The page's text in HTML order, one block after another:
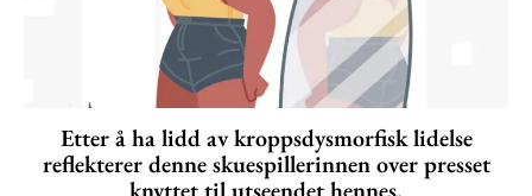
Etter å ha lidd av kroppsdysmorfisk lidelse
reflekterer denne skuespillerinnen over presset